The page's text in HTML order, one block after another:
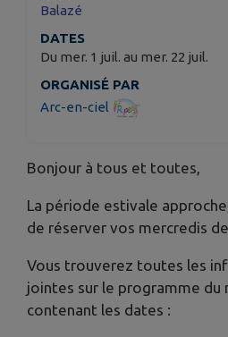
Balazé
DATES
Du mer. 1 juil. au mer. 22 juil.
ORGANISÉ PAR
Arc-en-ciel
Bonjour à tous et toutes,
La période estivale
de réserver vos mercredis
Vous trouverez toutes les
jointes sur le programme du
contenant les dates :